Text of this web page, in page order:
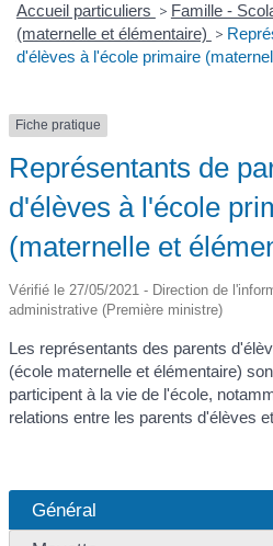
Accueil particuliers > Famille -
(maternelle et élémentaire) >
d'élèves à l'école primaire
Fiche pratique
Représentants de
d'élèves à l'école
(maternelle et
Vérifié le 27/05/2021 - Direction de
administrative (Première ministre)
Les représentants des parents
(école maternelle et élémentaire)
participent à la vie de l'école,
relations entre les parents d'élèves
Général